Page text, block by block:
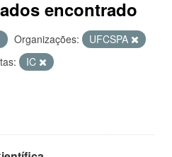
encontrado
Organizações:
UFCSPA
IC